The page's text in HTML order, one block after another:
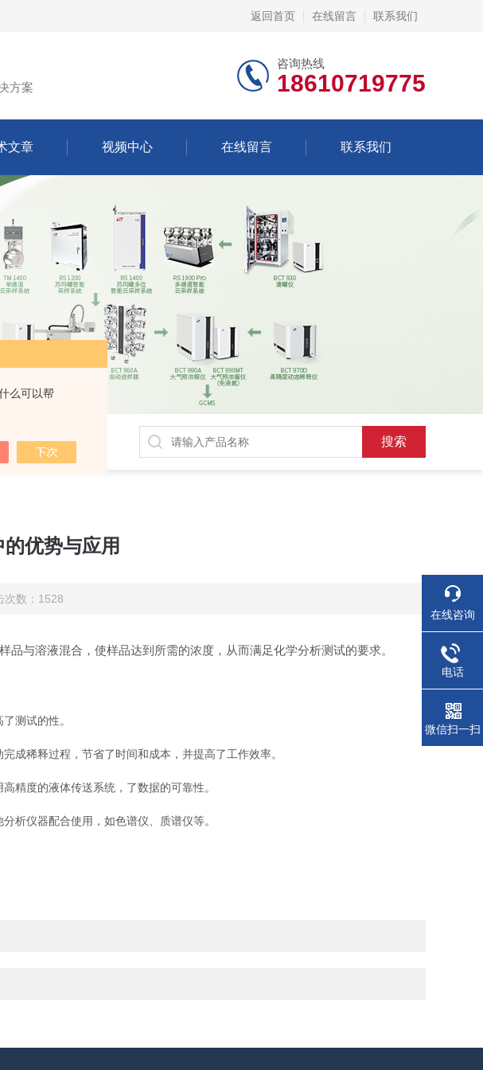
么可以帮
返回首页 在线留言 联系我们
方案
咨询热线
18610719775
文章 视频中心 在线留言 联系我们
优势与应用
数：1528
与溶液混合，使样品达到所需的浓度，从而满足化学分析测试的要求。
测试的性。
稀释过程，节省了时间和成本，并提高了工作效率。
度的液体传送系统，了数据的可靠性。
仪器配合使用，如色谱仪、质谱仪等。
在线咨询
电话
微信扫一扫